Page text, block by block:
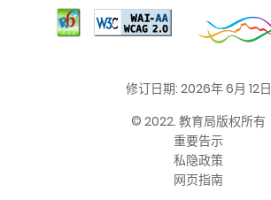
修订日期: 2026年 6月 12日
© 2022. 教育局版权所有
重要告示
私隐政策
网页指南